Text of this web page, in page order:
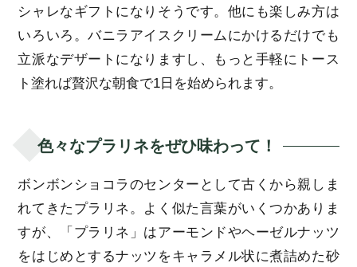
シャレなギフトになりそうです。他にも楽しみ方は
いろいろ。バニラアイスクリームにかけるだけでも
立派なデザートになりますし、もっと手軽にトース
ト塗れば贅沢な朝食で1日を始められます。
色々なプラリネをぜひ味わって！
ボンボンショコラのセンターとして古くから親しま
れてきたプラリネ。よく似た言葉がいくつかありま
すが、「プラリネ」はアーモンドやヘーゼルナッツ
をはじめとするナッツをキャラメル状に煮詰めた砂